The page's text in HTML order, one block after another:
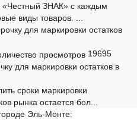
«Честный ЗНАК» с каждым
виды товаров. ...
19695
для маркировки остатков в
сроки маркировки
рынка остается бол...
Эль-Монте: